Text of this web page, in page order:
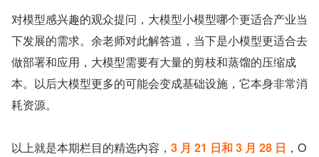
对模型感兴趣的观众提问，大模型小模型哪个更适合产业当
下发展的需求。余老师对此解答道，当下是小模型更适合去
做部署和应用，大模型需要有大量的剪枝和蒸馏的压缩成
本。以后大模型更多的可能会变成基础设施，它本身非常消
耗资源。
以上就是本期栏目的精选内容， 3 月 21 日和 3 月 28 日 ，O